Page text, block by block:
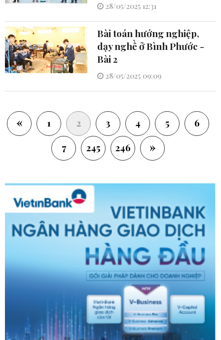
28/05/2025 12:31
Bài toán hướng nghiệp,
dạy nghề ở Bình Phước -
Bài 2
28/05/2025 09:09
« 1 2(current)
3 4 5
6
7
245 246 »